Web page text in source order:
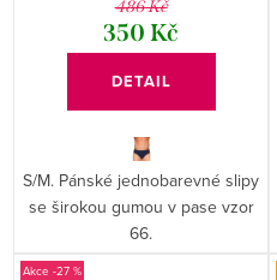
486 Kč
350 Kč
DETAIL
S/M. Pánské jednobarevné slipy
se širokou gumou v pase vzor
66.
-27 %